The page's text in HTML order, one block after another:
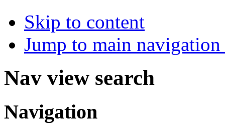
Skip to content
Jump to main
Nav view search
Navigation